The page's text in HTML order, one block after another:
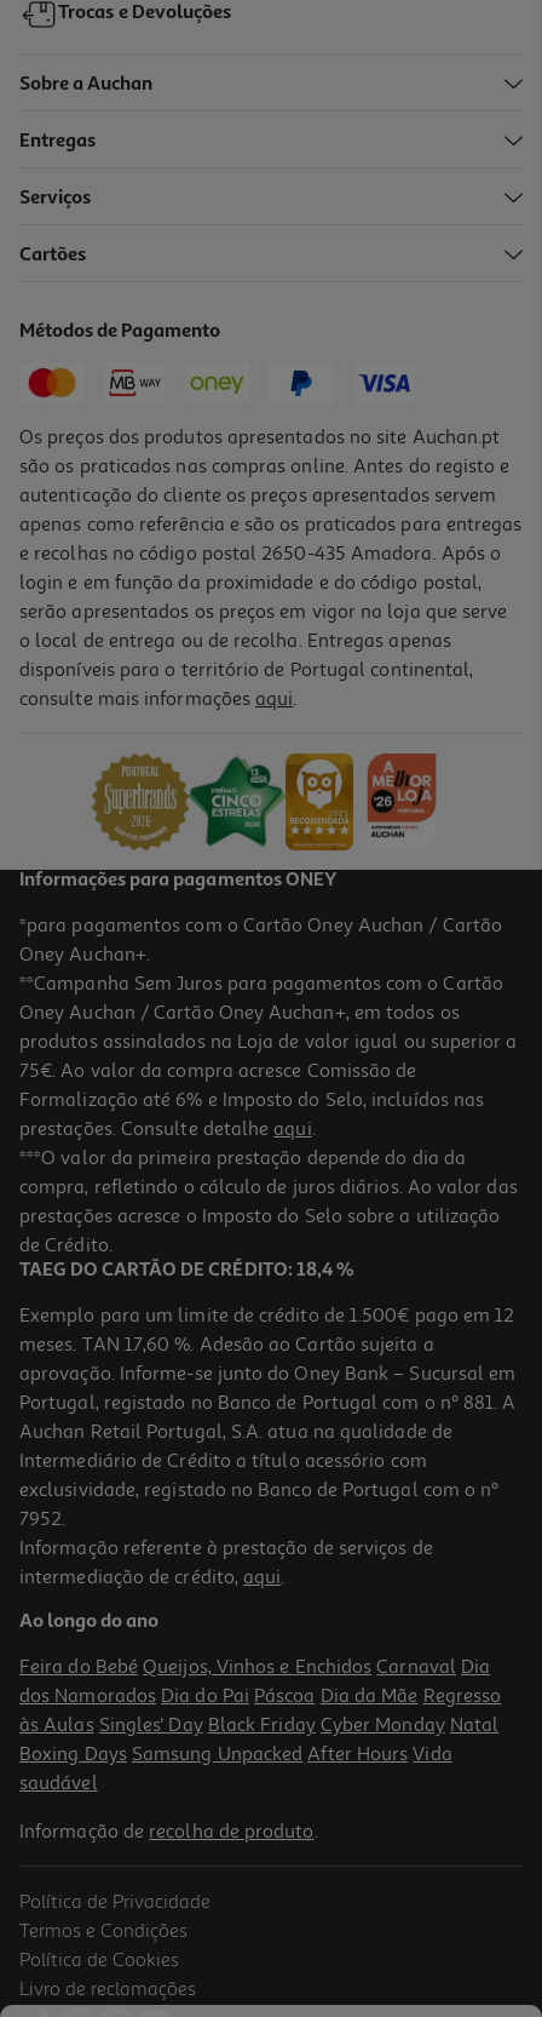
Delícia Auchan Bolacha 2x135g
Sobremesa Trufa Chocolate E Caramelo Auchan 2x135g
6.26 €/Kg
1,69 €
Creme Liégeois Auchan Chocolate E Nata 4x115g
4.98 €/Kg
2,29 €
Trocas e Devoluções
Sobre a Auchan
Entregas
Serviços
Cartões
Métodos de Pagamento
Os preços dos produtos apresentados no site Auchan.pt
são os praticados nas compras online. Antes do registo e
autenticação do cliente os preços apresentados servem
apenas como referência e são os praticados para entregas
e recolhas no código postal 2650-435 Amadora. Após o
login e em função da proximidade e do código postal,
serão apresentados os preços em vigor na loja que serve
o local de entrega ou de recolha. Entregas apenas
disponíveis para o território de Portugal continental,
consulte mais informações aqui.
Informações para pagamentos ONEY
*para pagamentos com o Cartão Oney Auchan / Cartão
Oney Auchan+.
**Campanha Sem Juros para pagamentos com o Cartão
Oney Auchan / Cartão Oney Auchan+, em todos os
produtos assinalados na Loja de valor igual ou superior a
75€. Ao valor da compra acresce Comissão de
Formalização até 6% e Imposto do Selo, incluídos nas
prestações. Consulte detalhe aqui.
***O valor da primeira prestação depende do dia da
compra, refletindo o cálculo de juros diários. Ao valor das
prestações acresce o Imposto do Selo sobre a utilização
de Crédito.
TAEG DO CARTÃO DE CRÉDITO: 18,4 %
Exemplo para um limite de crédito de 1.500€ pago em 12
meses. TAN 17,60 %. Adesão ao Cartão sujeita a
aprovação. Informe-se junto do Oney Bank – Sucursal em
Portugal, registado no Banco de Portugal com o nº 881. A
Auchan Retail Portugal, S.A. atua na qualidade de
Intermediário de Crédito a título acessório com
exclusividade, registado no Banco de Portugal com o nº
7952.
Informação referente à prestação de serviços de
intermediação de crédito, aqui.
Ao longo do ano
Feira do Bebé Queijos, Vinhos e Enchidos Carnaval Dia
dos Namorados Dia do Pai Páscoa Dia da Mãe Regresso
às Aulas Singles' Day Black Friday Cyber Monday Natal
Boxing Days Samsung Unpacked After Hours Vida
saudável
Informação de recolha de produto.
Política de Privacidade
Termos e Condições
Política de Cookies
Livro de reclamações